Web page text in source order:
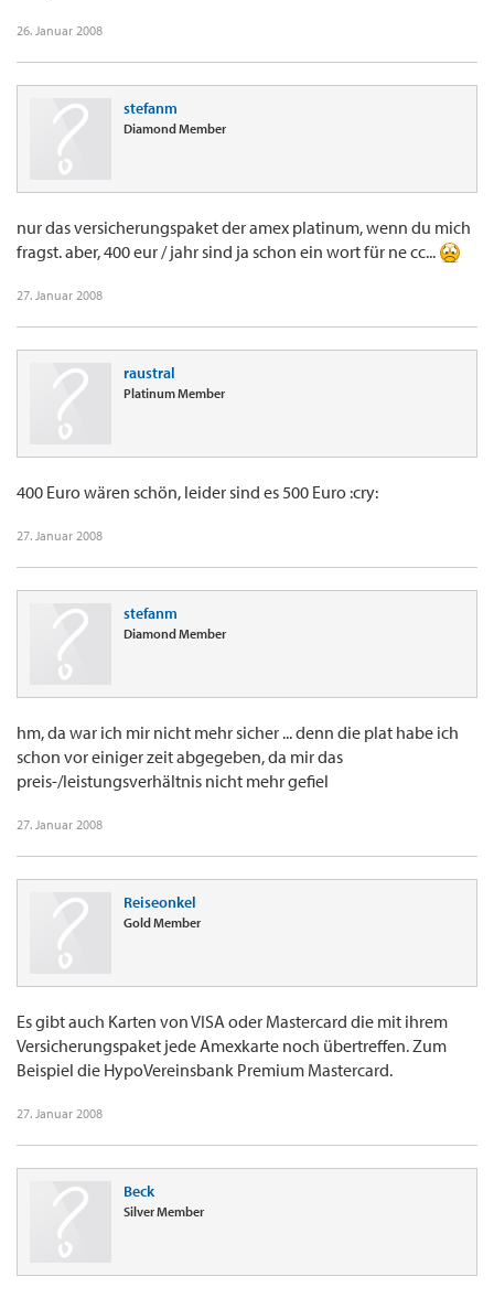
26. Januar 2008
stefanm
Diamond Member
nur das versicherungspaket der amex platinum, wenn du mich
fragst. aber, 400 eur / jahr sind ja schon ein wort für ne cc...
27. Januar 2008
raustral
Platinum Member
400 Euro wären schön, leider sind es 500 Euro :cry:
27. Januar 2008
stefanm
Diamond Member
hm, da war ich mir nicht mehr sicher ... denn die plat habe ich
schon vor einiger zeit abgegeben, da mir das
preis-/leistungsverhältnis nicht mehr gefiel
27. Januar 2008
Reiseonkel
Gold Member
Es gibt auch Karten von VISA oder Mastercard die mit ihrem
Versicherungspaket jede Amexkarte noch übertreffen. Zum
Beispiel die HypoVereinsbank Premium Mastercard.
27. Januar 2008
Beck
Silver Member